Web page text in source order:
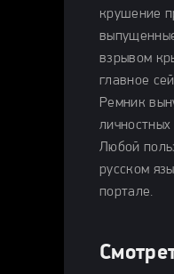
крушение
взрывом
главное
Ремник
Любой
русском
портале.